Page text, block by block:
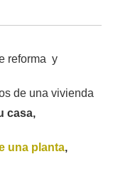
reforma y
de una vivienda
casa,
una planta,